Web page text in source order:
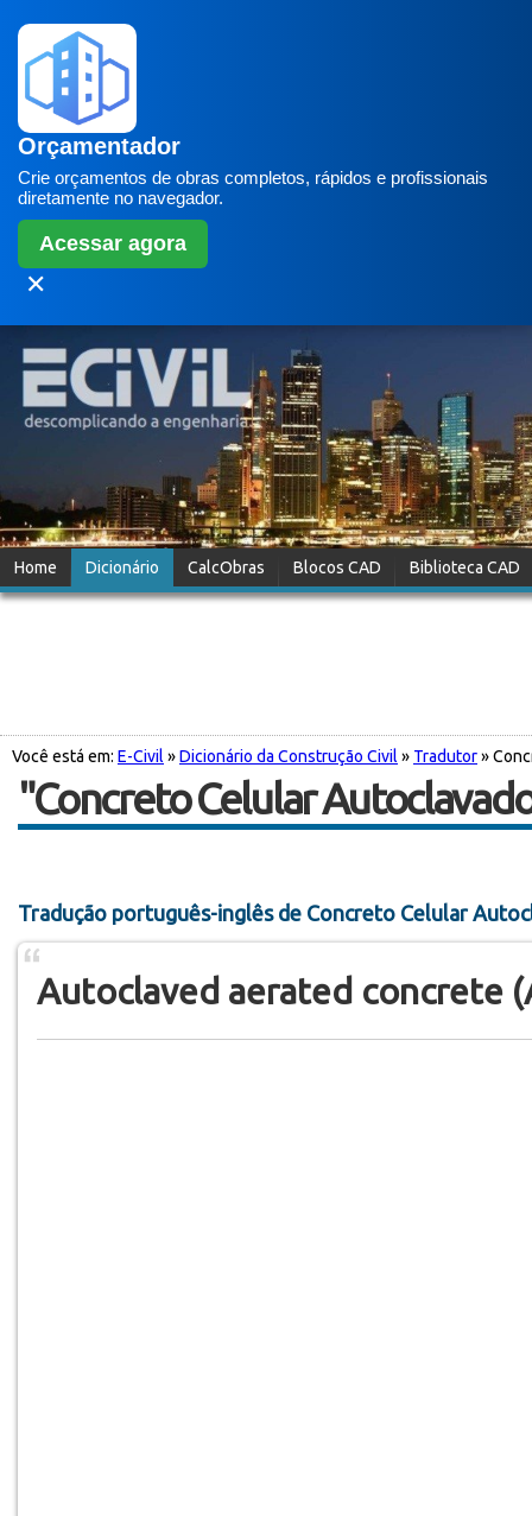
Orçamentador
Crie orçamentos de obras completos, rápidos e profissionais
diretamente no navegador.
Acessar agora
✕
Home Dicionário CalcObras Blocos CAD Biblioteca CAD
Você está em: E-Civil »Dicionário da Construção Civil » Tradutor»
"Concreto Celular
Tradução português-inglês de Concreto Celular
Autoclaved aerated concrete